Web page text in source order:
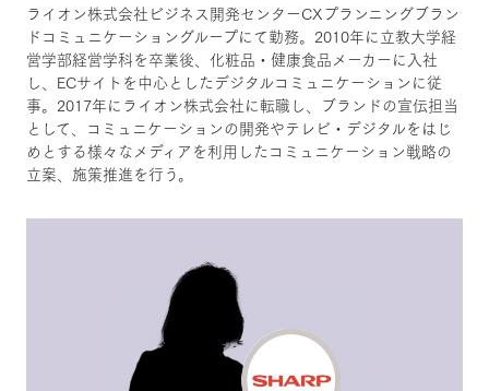
ライオン株式会社ビジネス開発センターCXプランニングブラン
ドコミュニケーショングループにて勤務。2010年に立教大学経
営学部経営学科を卒業後、化粧品・健康食品メーカーに入社
し、ECサイトを中心としたデジタルコミュニケーションに従
事。2017年にライオン株式会社に転職し、ブランドの宣伝担当
として、コミュニケーションの開発やテレビ・デジタルをはじ
めとする様々なメディアを利用したコミュニケーション戦略の
立案、施策推進を行う。